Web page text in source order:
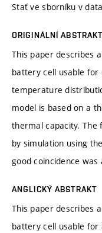
Stať ve sborníku v
ORIGINÁLNÍ ABSTRAKT
This paper describes
battery cell usable for
temperature
model is based on a
thermal capacity.
by simulation using
good coincidence was
ANGLICKÝ ABSTRAKT
This paper describes
battery cell usable for